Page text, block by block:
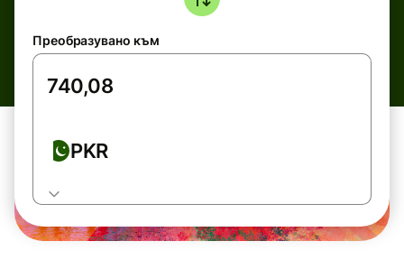
Преобразувано към
PKR